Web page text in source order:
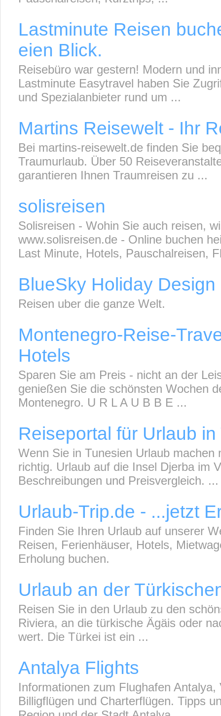
Lastminute Reisen
eien Blick.
Reisebüro war gestern! Modern und
Lastminute Easytravel haben Sie
und Spezialanbieter rund um ...
Martins Reisewelt - Ihr
Bei martins-reisewelt.de finden Sie
Traumurlaub. Über 50
garantieren Ihnen Traumreisen zu ...
solisreisen
Solisreisen - Wohin Sie auch reisen,
www.solisreisen.de - Online buchen
Last Minute, Hotels, Pauschalreisen,
BlueSky Holiday Design
Reisen uber die ganze Welt.
Montenegro-Reise-
Hotels
Sparen Sie am Preis - nicht an der
genießen Sie die schönsten Wochen
Montenegro. U R L A U B B E ...
Reiseportal für Urlaub
Wenn Sie in Tunesien Urlaub
richtig. Urlaub auf die Insel Djerba im
Beschreibungen und Preisvergleich. ...
Urlaub-Trip.de - ...jetzt
Finden Sie Ihren Urlaub auf unserer
Reisen, Ferienhäuser, Hotels,
Erholung buchen.
Urlaub an der
Reisen Sie in den Urlaub zu den
Riviera, an die türkische Ägäis oder
wert. Die Türkei ist ein ...
Antalya Flights
Informationen zum Flughafen
Billigflügen und Charterflügen. Tipps